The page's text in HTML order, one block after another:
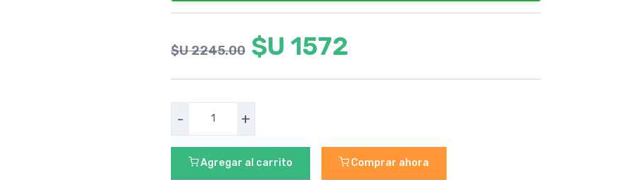
$U 2245.00 $U 1572
- +
Agregar al carrito Comprar ahora